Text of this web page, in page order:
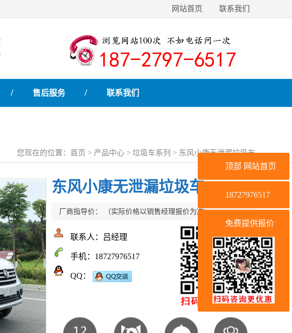
网站首页 联系我们
/ 售后服务 / 联系我们
您现在的位置： 首页 > 产品中心 > 垃圾车系列 > 东风小康无泄漏垃圾车
东风小康无泄漏垃圾车
厂商指导价： （实际价格以销售经理报价为准)
联系人：吕经理
手机：18727976517
QQ：
顶部 网站首页
18727976517
免费提供报价